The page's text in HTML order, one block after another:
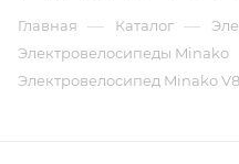
Главная — Каталог —
Электровелосипеды Minako
Электровелосипед Minako V8